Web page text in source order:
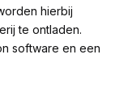
hierbij
te ontladen.
software en een